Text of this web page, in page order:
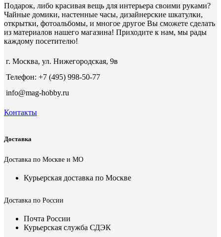
Подарок, либо красивая вещь для интерьера своими руками?
Чайные домики, настенные часы, дизайнерские шкатулки,
открытки, фотоальбомы, и многое другое Вы сможете сделать
из материалов нашего магазина! Приходите к нам, мы рады
каждому посетителю!
г. Москва, ул. Нижегородская, 9в
Телефон: +7 (495) 998-50-77
info@mag-hobby.ru
Контакты
Доставка
Доставка по Москве и МО
Курьерская доставка по Москве
Доставка по России
Почта России
Курьерская служба СДЭК